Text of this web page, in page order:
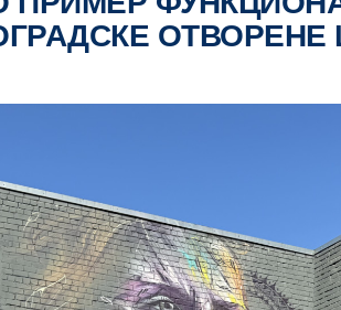
ОТВОРЕНЕ